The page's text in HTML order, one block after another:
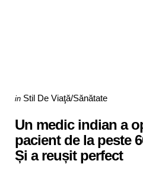
Categories
Posted
in Stil De Viaţă/Sănătate
Un medic indian a
pacient de la peste
Și a reușit perfect